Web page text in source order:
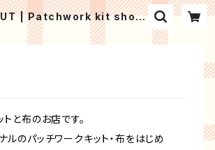
| Patchwork kit shop
HinaPatch
と布のお店です。
ルのパッチワークキット・布をはじめ